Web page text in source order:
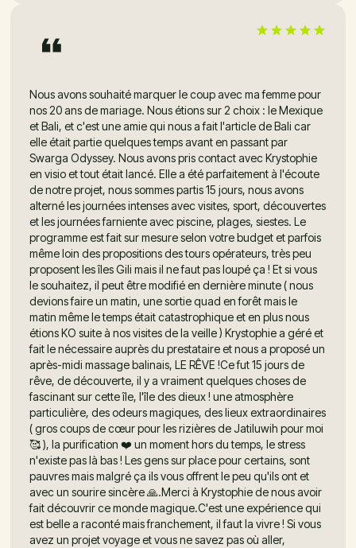
Nous avons souhaité marquer le coup avec ma femme pour
nos 20 ans de mariage. Nous étions sur 2 choix : le Mexique
et Bali, et c'est une amie qui nous a fait l'article de Bali car
elle était partie quelques temps avant en passant par
Swarga Odyssey. Nous avons pris contact avec Krystophie
en visio et tout était lancé. Elle a été parfaitement à l'écoute
de notre projet, nous sommes partis 15 jours, nous avons
alterné les journées intenses avec visites, sport, découvertes
et les journées farniente avec piscine, plages, siestes. Le
programme est fait sur mesure selon votre budget et parfois
même loin des propositions des tours opérateurs, très peu
proposent les îles Gili mais il ne faut pas loupé ça ! Et si vous
le souhaitez, il peut être modifié en dernière minute ( nous
devions faire un matin, une sortie quad en forêt mais le
matin même le temps était catastrophique et en plus nous
étions KO suite à nos visites de la veille ) Krystophie a géré et
fait le nécessaire auprès du prestataire et nous a proposé un
après-midi massage balinais, LE RÊVE !Ce fut 15 jours de
rêve, de découverte, il y a vraiment quelques choses de
fascinant sur cette île, l'île des dieux ! une atmosphère
particulière, des odeurs magiques, des lieux extraordinaires
( gros coups de cœur pour les rizières de Jatiluwih pour moi
🥰 ), la purification ❤️ un moment hors du temps, le stress
n'existe pas là bas ! Les gens sur place pour certains, sont
pauvres mais malgré ça ils vous offrent le peu qu'ils ont et
avec un sourire sincère 🙏.Merci à Krystophie de nous avoir
fait découvrir ce monde magique.C'est une expérience qui
est belle a raconté mais franchement, il faut la vivre ! Si vous
avez un projet voyage et vous ne savez pas où aller,